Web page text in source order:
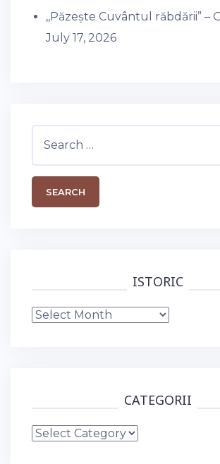
,,Păzește Cuvântul răbdării” –
July 17, 2026
ISTORIC
Istoric
CATEGORII
Categorii